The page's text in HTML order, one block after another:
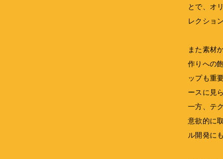
とで、オ
レクショ
また素材
作りへの
ップも重
ースに見
一方、テ
意欲的に
ル開発に